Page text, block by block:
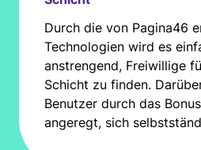
Durch die von Pagina46
Technologien wird es
anstrengend, Freiwillige
Schicht zu finden.
Benutzer durch das
angeregt, sich